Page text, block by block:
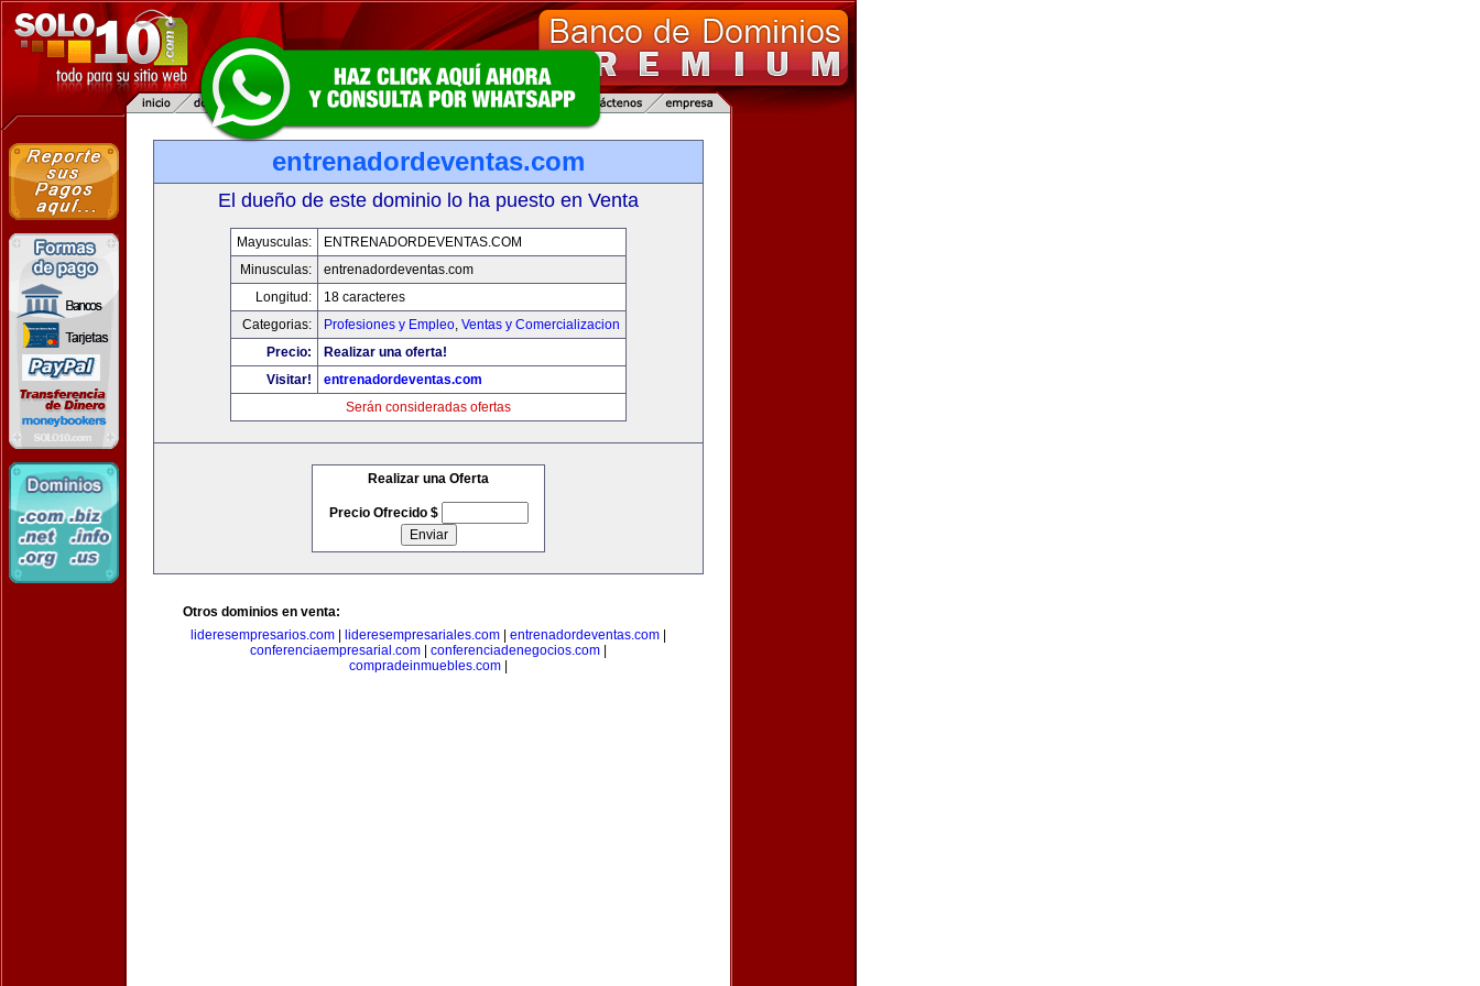
entrenadordeventas.com
El dueño de este dominio lo ha puesto en Venta
Mayusculas:
ENTRENADORDEVENTAS.COM
Minusculas:
entrenadordeventas.com
Longitud:
18 caracteres
Categorias:
Profesiones y Empleo, Ventas y Comercializacion
Precio:
Realizar una oferta!
Visitar!
entrenadordeventas.com
Serán consideradas ofertas
Realizar una Oferta
Precio Ofrecido $
Otros dominios en venta:
lideresempresarios.com
lideresempresariales.com entrenadordeventas.com
conferenciaempresarial.com
conferenciadenegocios.com
compradeinmuebles.com